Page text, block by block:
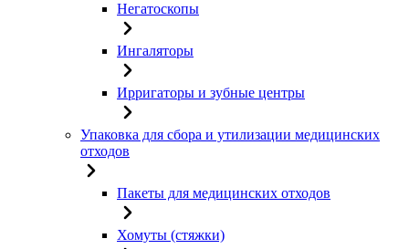
Негатоскопы
Ингаляторы
Ирригаторы и зубные центры
Упаковка для сбора и утилизации медицинских
отходов
Пакеты для медицинских отходов
Хомуты (стяжки)